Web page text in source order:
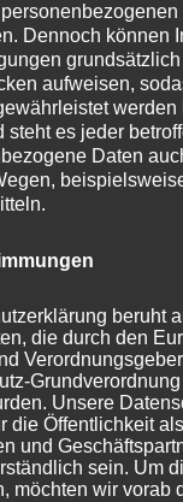
und
MP
Dennoch können
grundsätzlich
aufweisen,
werden
steht es jeder
Daten
beruht
die durch den
Unsere
die Öffentlichkeit
und
sein. Um
möchten wir vorab